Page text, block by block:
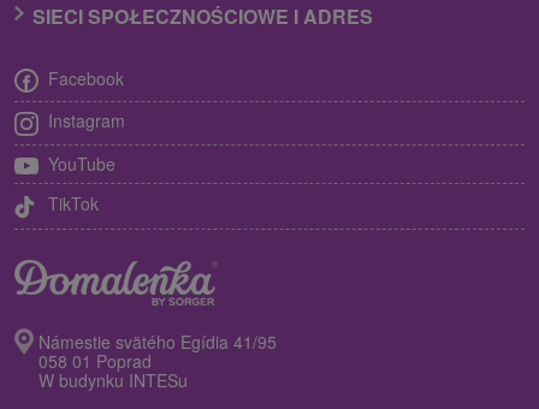
SIECI SPOŁECZNOŚCIOWE I ADRES
Facebook
Instagram
YouTube
TikTok
Námestie svätého Egídia 41/95
058 01 Poprad
W budynku INTESu